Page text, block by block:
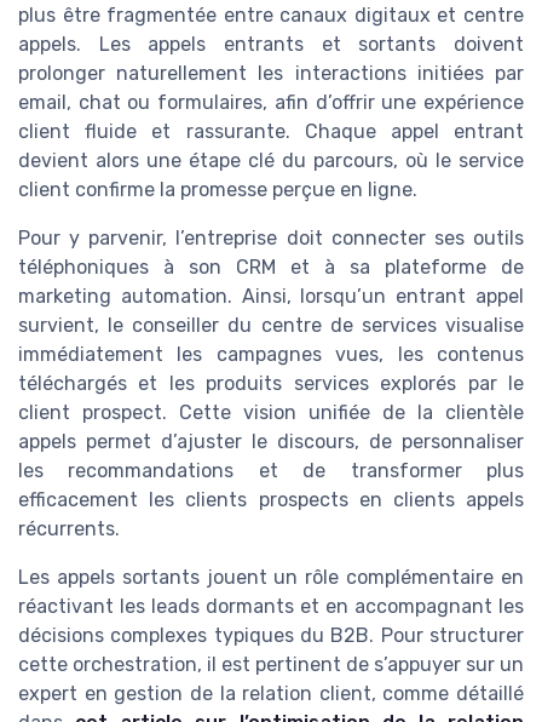
plus être fragmentée entre canaux digitaux et centre
appels. Les appels entrants et sortants doivent
prolonger naturellement les interactions initiées par
email, chat ou formulaires, afin d’offrir une expérience
client fluide et rassurante. Chaque appel entrant
devient alors une étape clé du parcours, où le service
client confirme la promesse perçue en ligne.
Pour y parvenir, l’entreprise doit connecter ses outils
téléphoniques à son CRM et à sa plateforme de
marketing automation. Ainsi, lorsqu’un entrant appel
survient, le conseiller du centre de services visualise
immédiatement les campagnes vues, les contenus
téléchargés et les produits services explorés par le
client prospect. Cette vision unifiée de la clientèle
appels permet d’ajuster le discours, de personnaliser
les recommandations et de transformer plus
efficacement les clients prospects en clients appels
récurrents.
Les appels sortants jouent un rôle complémentaire en
réactivant les leads dormants et en accompagnant les
décisions complexes typiques du B2B. Pour structurer
cette orchestration, il est pertinent de s’appuyer sur un
expert en gestion de la relation client, comme détaillé